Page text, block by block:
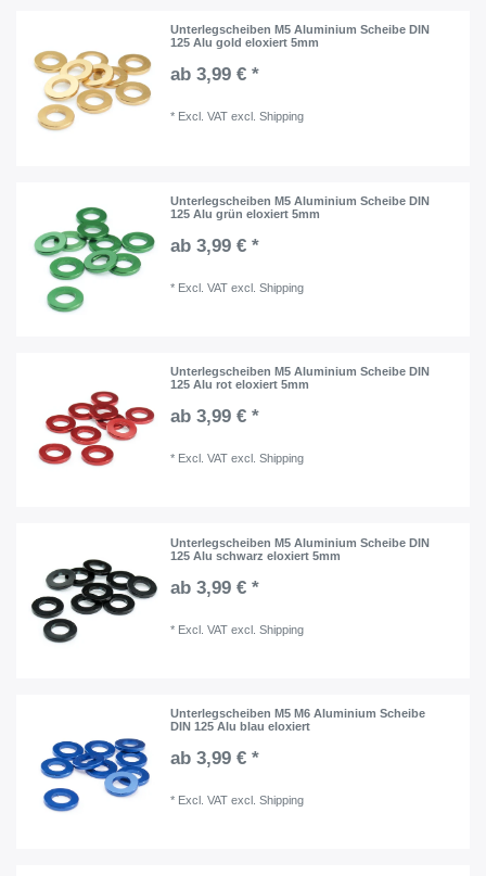
Unterlegscheiben M5 Aluminium Scheibe DIN
125 Alu gold eloxiert 5mm
ab 3,99 € *
* Excl. VAT excl.Shipping
Unterlegscheiben M5 Aluminium Scheibe DIN
125 Alu grün eloxiert 5mm
ab 3,99 € *
* Excl. VAT excl.Shipping
Unterlegscheiben M5 Aluminium Scheibe DIN
125 Alu rot eloxiert 5mm
ab 3,99 € *
* Excl. VAT excl.Shipping
Unterlegscheiben M5 Aluminium Scheibe DIN
125 Alu schwarz eloxiert 5mm
ab 3,99 € *
* Excl. VAT excl.Shipping
Unterlegscheiben M5 M6 Aluminium Scheibe
DIN 125 Alu blau eloxiert
ab 3,99 € *
* Excl. VAT excl.Shipping